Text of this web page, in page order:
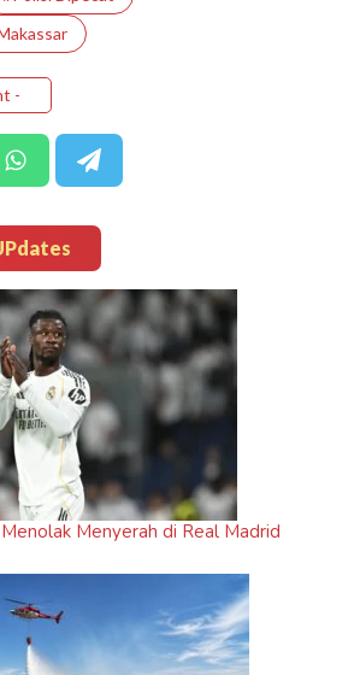
-
Menyerah di Real Madrid